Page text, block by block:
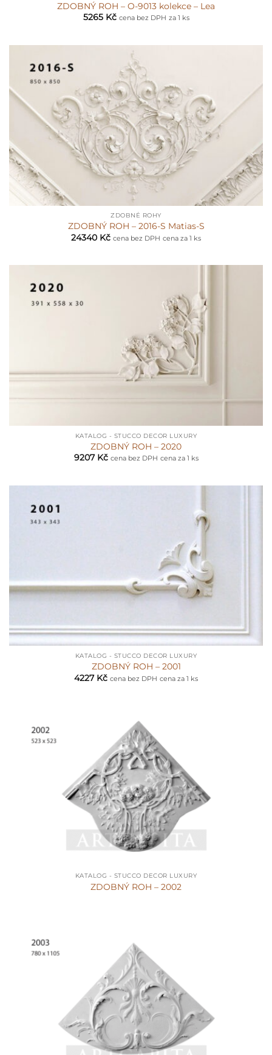
ZDOBNÝ ROH – O-9013 kolekce – Lea
5265 Kč cena bez DPH za 1 ks
ZDOBNÉ ROHY
ZDOBNÝ ROH – 2016-S Matias-S
24340 Kč cena bez DPH cena za 1 ks
KATALOG - STUCCO DECOR LUXURY
ZDOBNÝ ROH – 2020
9207 Kč cena bez DPH cena za 1 ks
KATALOG - STUCCO DECOR LUXURY
ZDOBNÝ ROH – 2001
4227 Kč cena bez DPH cena za 1 ks
KATALOG - STUCCO DECOR LUXURY
ZDOBNÝ ROH – 2002